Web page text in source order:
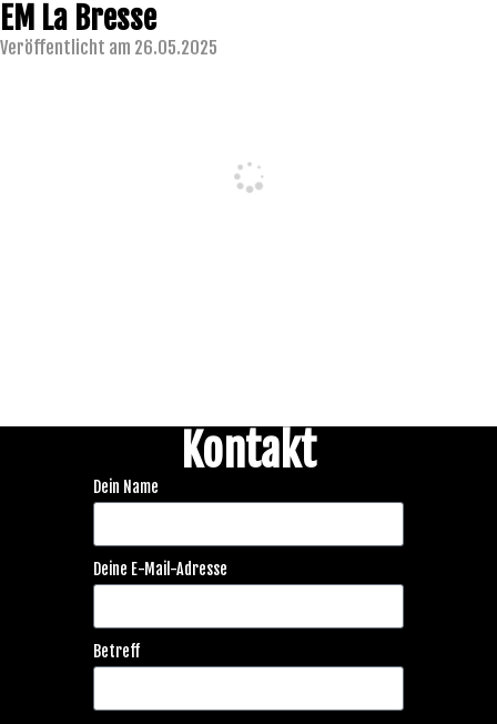
EM La Bresse
Veröffentlicht am 26.05.2025
Kontakt
Dein Name
Deine E-Mail-Adresse
Betreff